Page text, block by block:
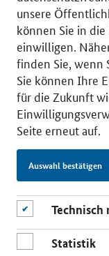
© 2026
RSS
Impressum
unsere
können Sie in
einwilligen.
finden Sie, wenn
Sie können Ihre
für die Zukunft
Seite erneut auf.
Auswahl bestätigen
Statistik